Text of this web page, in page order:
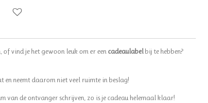
vind je het gewoon leuk om er een cadeaulabel bij te hebben?
en neemt daarom niet veel ruimte in beslag!
van de ontvanger schrijven, zo is je cadeau helemaal klaar!